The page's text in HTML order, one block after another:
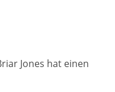
Jones hat einen